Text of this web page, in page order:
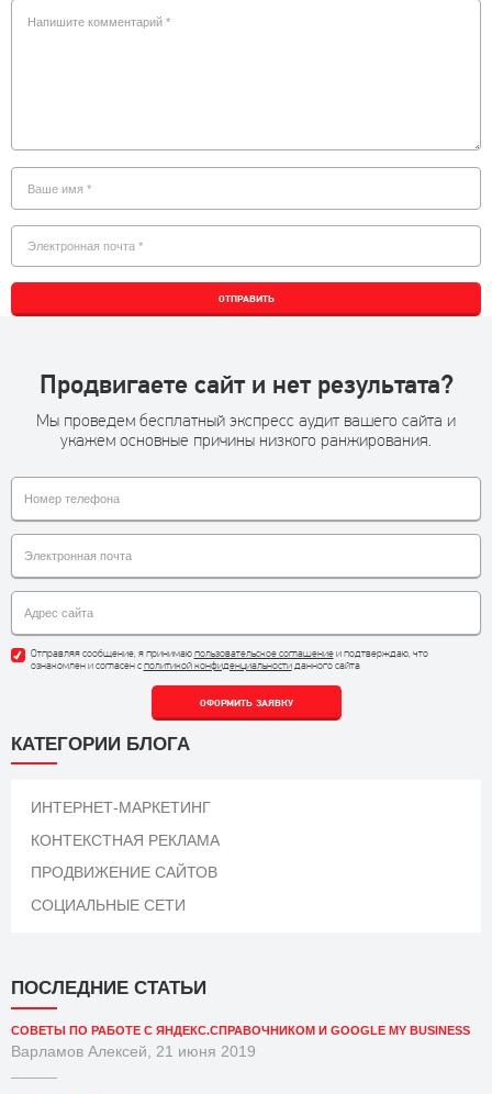
ОТПРАВИТЬ
КАТЕГОРИИ БЛОГА
ИНТЕРНЕТ-МАРКЕТИНГ
КОНТЕКСТНАЯ РЕКЛАМА
ПРОДВИЖЕНИЕ САЙТОВ
СОЦИАЛЬНЫЕ СЕТИ
ПОСЛЕДНИЕ СТАТЬИ
СОВЕТЫ ПО РАБОТЕ С ЯНДЕКС.СПРАВОЧНИКОМ И GOOGLE MY BUSINESS
Варламов Алексей, 21 июня 2019
Продвигаете сайт и нет результата?
Мы проведем бесплатный экспресс аудит вашего сайта и
укажем основные причины низкого ранжирования.
Отправляя сообщение, я принимаюпользовательское соглашениеи подтверждаю, что
ознакомлен и согласен сполитикой конфиденциальностиданного сайта
ОФОРМИТЬ ЗАЯВКУ